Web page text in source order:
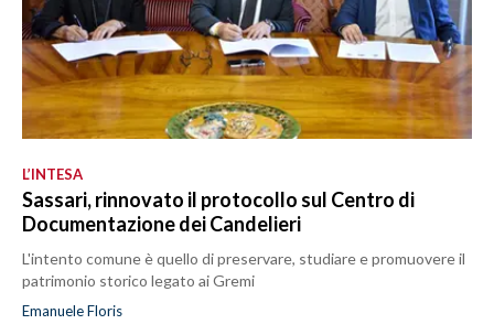
L’INTESA
Sassari, rinnovato il protocollo sul Centro di
Documentazione dei Candelieri
L'intento comune è quello di preservare, studiare e promuovere il
patrimonio storico legato ai Gremi
Emanuele Floris